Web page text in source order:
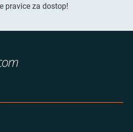
pravice za dostop!